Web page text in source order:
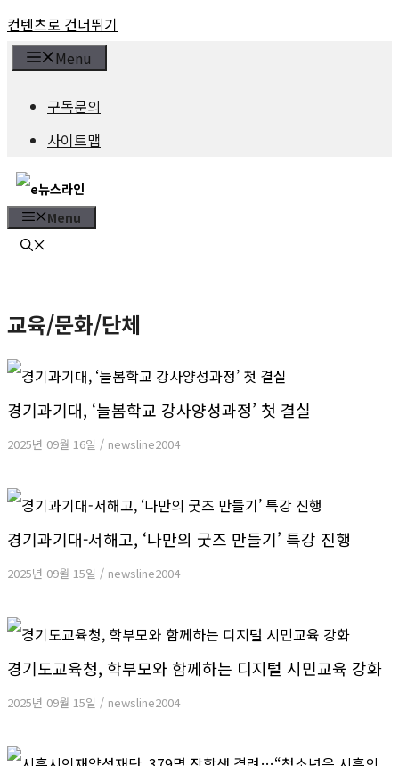
컨텐츠로 건너뛰기
Menu
구독문의
사이트맵
Menu
교육/문화/단체
경기과기대, ‘늘봄학교 강사양성과정’ 첫 결실
2025년 09월 16일 / newsline2004
경기과기대-서해고, ‘나만의 굿즈 만들기’ 특강 진행
2025년 09월 15일 / newsline2004
경기도교육청, 학부모와 함께하는 디지털 시민교육 강화
2025년 09월 15일 / newsline2004